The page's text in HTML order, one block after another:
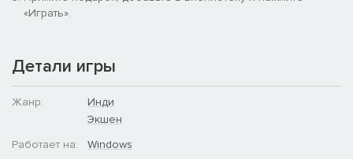
«Играть».
Детали игры
Жанр:
Инди
Экшен
Работает на:
Windows